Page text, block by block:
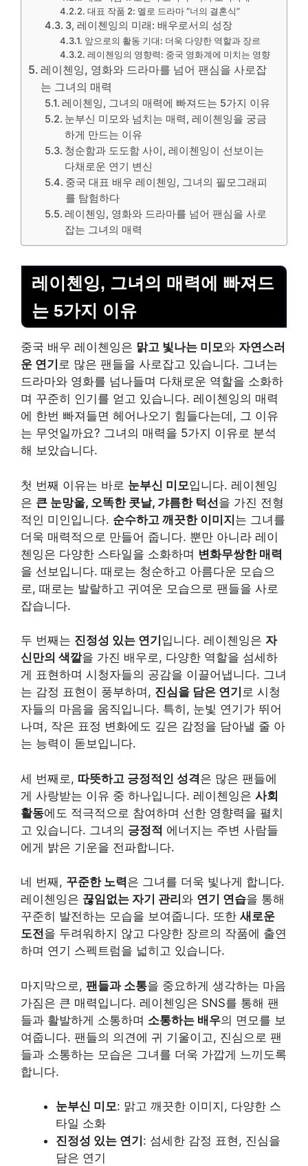
대표 작품 2: 멜로 드라마 “너의 결혼식”
3, 레이첸잉의 미래: 배우로서의 성장
앞으로의 활동 기대: 더욱 다양한 역할과 장르
레이첸잉의 영향력: 중국 영화계에 미치는 영향
레이첸잉, 영화와 드라마를 넘어 팬심을 사로잡
는 그녀의 매력
레이첸잉, 그녀의 매력에 빠져드는 5가지 이유
눈부신 미모와 넘치는 매력, 레이첸잉을 궁금
하게 만드는 이유
청순함과 도도함 사이, 레이첸잉이 선보이는
다채로운 연기 변신
중국 대표 배우 레이첸잉, 그녀의 필모그래피
를 탐험하다
레이첸잉, 영화와 드라마를 넘어 팬심을 사로
잡는 그녀의 매력
레이첸잉, 그녀의 매력에 빠져드
는 5가지 이유
중국 배우 레이첸잉은 맑고 빛나는 미모와 자연스러
운 연기 로 많은 팬들을 사로잡고 있습니다. 그녀는
드라마와 영화를 넘나들며 다채로운 역할을 소화하
며 꾸준히 인기를 얻고 있습니다. 레이첸잉의 매력
에 한번 빠져들면 헤어나오기 힘들다는데, 그 이유
는 무엇일까요? 그녀의 매력을 5가지 이유로 분석
해 보았습니다.
첫 번째 이유는 바로 눈부신 미모입니다. 레이첸잉
은 큰 눈망울, 오똑한 콧날, 갸름한 턱선을 가진 전형
적인 미인입니다. 순수하고 깨끗한 이미지는 그녀를
더욱 매력적으로 만들어 줍니다. 뿐만 아니라 레이
첸잉은 다양한 스타일을 소화하며 변화무쌍한 매력
을 선보입니다. 때로는 청순하고 아름다운 모습으
로, 때로는 발랄하고 귀여운 모습으로 팬들을 사로
잡습니다.
두 번째는 진정성 있는 연기 입니다. 레이첸잉은 자
신만의 색깔을 가진 배우로, 다양한 역할을 섬세하
게 표현하며 시청자들의 공감을 이끌어냅니다. 그녀
는 감정 표현이 풍부하며, 진심을 담은 연기 로 시청
자들의 마음을 움직입니다. 특히, 눈빛 연기가 뛰어
나며, 작은 표정 변화에도 깊은 감정을 담아낼 줄 아
는 능력이 돋보입니다.
세 번째로, 따뜻하고 긍정적인 성격은 많은 팬들에
게 사랑받는 이유 중 하나입니다. 레이첸잉은 사회
활동에도 적극적으로 참여하며 선한 영향력을 펼치
고 있습니다. 그녀의 긍정적 에너지는 주변 사람들
에게 밝은 기운을 전파합니다.
네 번째, 꾸준한 노력은 그녀를 더욱 빛나게 합니다.
레이첸잉은 끊임없는 자기 관리 와 연기 연습을 통해
꾸준히 발전하는 모습을 보여줍니다. 또한 새로운
도전을 두려워하지 않고 다양한 장르의 작품에 출연
하며 연기 스펙트럼을 넓히고 있습니다.
마지막으로, 팬들과 소통을 중요하게 생각하는 마음
가짐은 큰 매력입니다. 레이첸잉은 SNS를 통해 팬
들과 활발하게 소통하며 소통하는 배우의 면모를 보
여줍니다. 팬들의 의견에 귀 기울이고, 진심으로 팬
들과 소통하는 모습은 그녀를 더욱 가깝게 느끼도록
합니다.
눈부신 미모: 맑고 깨끗한 이미지, 다양한 스
타일 소화
진정성 있는 연기 : 섬세한 감정 표현, 진심을
담은 연기